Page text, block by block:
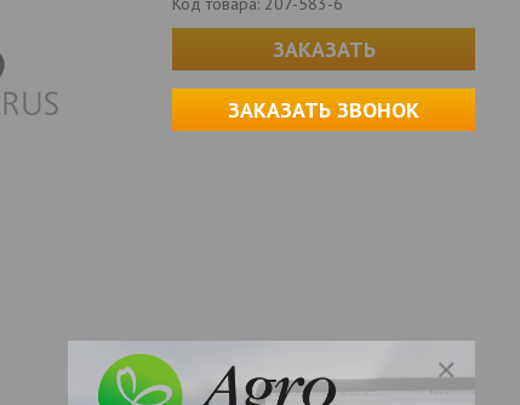
ЗАКАЗАТЬ
ЗАКАЗАТЬ ЗВОНОК